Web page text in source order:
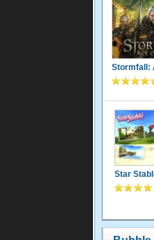
Stormfall:
Star